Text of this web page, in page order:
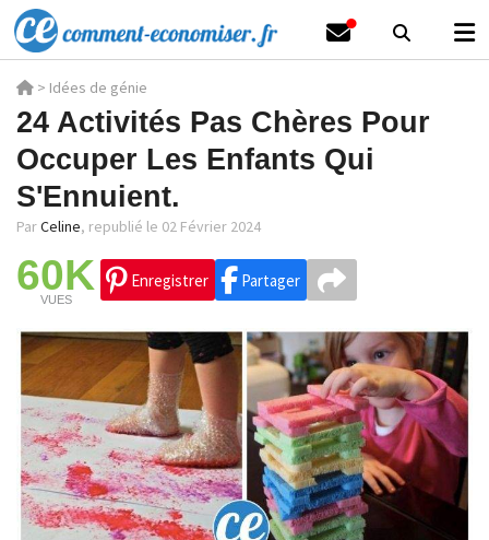
> Idées de génie
24 Activités Pas Chères Pour
Occuper Les Enfants Qui
S'Ennuient.
ParCeline, republié le 02 Février 2024
60K
VUES
Enregistrer Partager